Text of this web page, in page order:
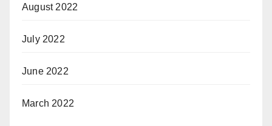
August 2022
July 2022
June 2022
March 2022